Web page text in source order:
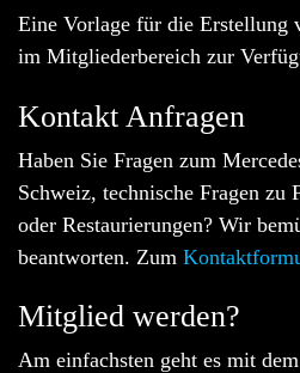
Eine Vorlage für die Erstellung
im Mitgliederbereich zur
Kontakt Anfragen
Haben Sie Fragen zum
Schweiz, technische Fragen zu
oder Restaurierungen? Wir
beantworten. Zum
Mitglied werden?
Am einfachsten geht es mit